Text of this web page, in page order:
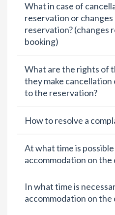
What in case of
reservation or changes
reservation? (changes
booking)
What are the rights of
they make
to the reservation?
How to resolve a
At what time is
accommodation on the
In what time is
accommodation on